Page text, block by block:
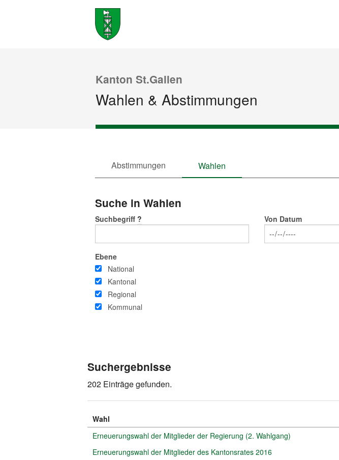
Kanton St.Gallen
Wahlen & Abstimmungen
Abstimmungen Wahlen
Suche in Wahlen
Suchbegriff ? Von Datum
Ebene
National
Kantonal
Regional
Kommunal
Suchergebnisse
202 Einträge gefunden.
Wahl
Erneuerungswahl der Mitglieder der Regierung (2. Wahlgang)
Erneuerungswahl der Mitglieder des Kantonsrates 2016